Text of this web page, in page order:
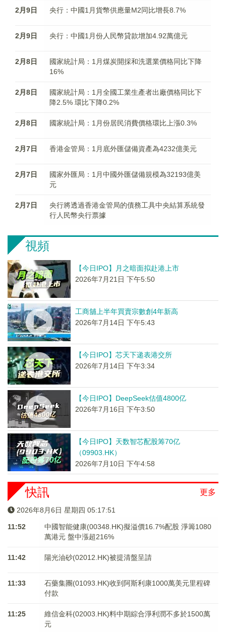
2月9日 央行：中國1月貨幣供應量M2同比增長8.7%
2月9日 央行：中國1月份人民幣貸款增加4.92萬億元
2月8日
國家統計局：1月煤炭開採和洗選業價格同比下降
16%
2月8日
國家統計局：1月全國工業生產者出廠價格同比下
降2.5% 環比下降0.2%
2月8日 國家統計局：1月份居民消費價格環比上漲0.3%
2月7日 香港金管局：1月底外匯儲備資產為4232億美元
2月7日
國家外匯局：1月中國外匯儲備規模為32193億美
元
2月7日
央行將透過香港金管局的債務工具中央結算系統發
行人民幣央行票據
視頻
【今日IPO】月之暗面拟赴港上市
2026年7月21日 下午5:50
工商舖上半年買賣宗數創4年新高
2026年7月14日 下午5:43
【今日IPO】芯天下递表港交所
2026年7月14日 下午3:34
【今日IPO】DeepSeek估值4800亿
2026年7月16日 下午3:50
【今日IPO】天数智芯配股筹70亿
（09903.HK）
2026年7月10日 下午4:58
更多
快訊
2026年8月6日 星期四 05:17:51
11:52
中國智能健康(00348.HK)擬溢價16.7%配股 淨籌1080
萬港元 ​​​​​​​盤中漲超216%
11:42 陽光油砂(02012.HK)被提清盤呈請
11:33
石藥集團(01093.HK)收到阿斯利康1000萬美元里程碑
付款
11:25
維信金科(02003.HK)料中期綜合淨利潤不多於1500萬
元